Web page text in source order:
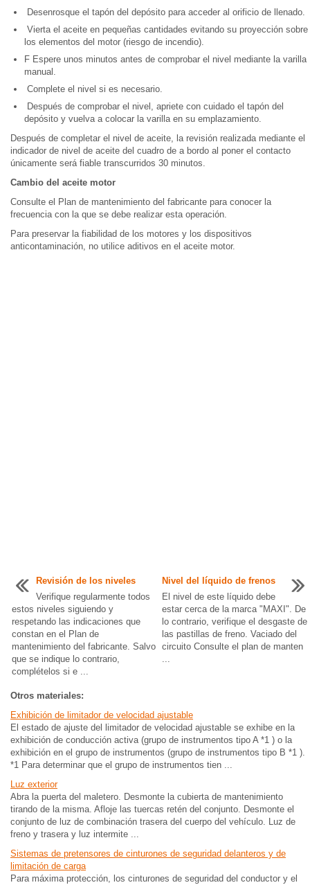
Desenrosque el tapón del depósito para acceder al orificio de llenado.
Vierta el aceite en pequeñas cantidades evitando su proyección sobre
los elementos del motor (riesgo de incendio).
F Espere unos minutos antes de comprobar el nivel mediante la varilla
manual.
Complete el nivel si es necesario.
Después de comprobar el nivel, apriete con cuidado el tapón del
depósito y vuelva a colocar la varilla en su emplazamiento.
Después de completar el nivel de aceite, la revisión realizada mediante el
indicador de nivel de aceite del cuadro de a bordo al poner el contacto
únicamente será fiable transcurridos 30 minutos.
Cambio del aceite motor
Consulte el Plan de mantenimiento del fabricante para conocer la
frecuencia con la que se debe realizar esta operación.
Para preservar la fiabilidad de los motores y los dispositivos
anticontaminación, no utilice aditivos en el aceite motor.
Revisión de los niveles
Verifique regularmente todos
estos niveles siguiendo y
respetando las indicaciones que
constan en el Plan de
mantenimiento del fabricante. Salvo
que se indique lo contrario,
complételos si e ...
Nivel del líquido de frenos
El nivel de este líquido debe
estar cerca de la marca "MAXI". De
lo contrario, verifique el desgaste de
las pastillas de freno. Vaciado del
circuito Consulte el plan de manten
...
Otros materiales:
Exhibición de limitador de velocidad ajustable
El estado de ajuste del limitador de velocidad ajustable se exhibe en la
exhibición de conducción activa (grupo de instrumentos tipo A *1 ) o la
exhibición en el grupo de instrumentos (grupo de instrumentos tipo B *1 ).
*1 Para determinar que el grupo de instrumentos tien ...
Luz exterior
Abra la puerta del maletero. Desmonte la cubierta de mantenimiento
tirando de la misma. Afloje las tuercas retén del conjunto. Desmonte el
conjunto de luz de combinación trasera del cuerpo del vehículo. Luz de
freno y trasera y luz intermite ...
Sistemas de pretensores de cinturones de seguridad delanteros y de
limitación de carga
Para máxima protección, los cinturones de seguridad del conductor y el